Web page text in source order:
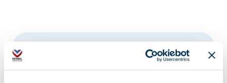
Arrivée du télécabine de Tougnette, 73550